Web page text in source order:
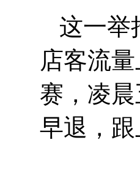
这一举
店客流
赛，凌
早退，